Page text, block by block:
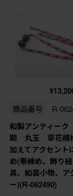
商品番号 R-
和製アンティー
期 丸玉 草花模
加えてアクセント
め(帯締め、飾り
具、和装小物、ア
ー)(R-062490)